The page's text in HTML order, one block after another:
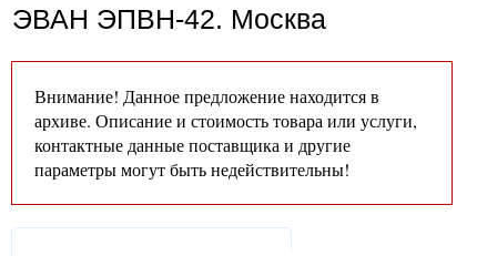
ЭВАН ЭПВН-42. Москва
Внимание! Данное предложение находится в
архиве. Описание и стоимость товара или услуги,
контактные данные поставщика и другие
параметры могут быть недействительны!